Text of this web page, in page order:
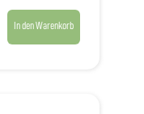
In den Warenkorb